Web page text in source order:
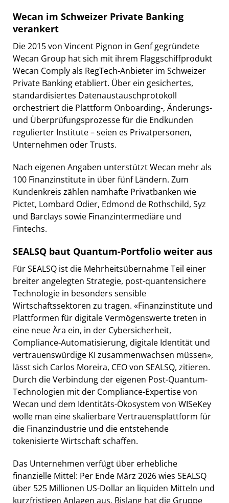
Wecan im Schweizer Private Banking
verankert
Die 2015 von Vincent Pignon in Genf gegründete
Wecan Group hat sich mit ihrem Flaggschiffprodukt
Wecan Comply als RegTech-Anbieter im Schweizer
Private Banking etabliert. Über ein gesichertes,
standardisiertes Datenaustauschprotokoll
orchestriert die Plattform Onboarding-, Änderungs-
und Überprüfungsprozesse für die Endkunden
regulierter Institute – seien es Privatpersonen,
Unternehmen oder Trusts.
Nach eigenen Angaben unterstützt Wecan mehr als
100 Finanzinstitute in über fünf Ländern. Zum
Kundenkreis zählen namhafte Privatbanken wie
Pictet, Lombard Odier, Edmond de Rothschild, Syz
und Barclays sowie Finanzintermediäre und
Fintechs.
SEALSQ baut Quantum-Portfolio weiter aus
Für SEALSQ ist die Mehrheitsübernahme Teil einer
breiter angelegten Strategie, post-quantensichere
Technologie in besonders sensible
Wirtschaftssektoren zu tragen. «Finanzinstitute und
Plattformen für digitale Vermögenswerte treten in
eine neue Ära ein, in der Cybersicherheit,
Compliance-Automatisierung, digitale Identität und
vertrauenswürdige KI zusammenwachsen müssen»,
lässt sich Carlos Moreira, CEO von SEALSQ, zitieren.
Durch die Verbindung der eigenen Post-Quantum-
Technologien mit der Compliance-Expertise von
Wecan und dem Identitäts-Ökosystem von WISeKey
wolle man eine skalierbare Vertrauensplattform für
die Finanzindustrie und die entstehende
tokenisierte Wirtschaft schaffen.
Das Unternehmen verfügt über erhebliche
finanzielle Mittel: Per Ende März 2026 wies SEALSQ
über 525 Millionen US-Dollar an liquiden Mitteln und
kurzfristigen Anlagen aus. Bislang hat die Gruppe